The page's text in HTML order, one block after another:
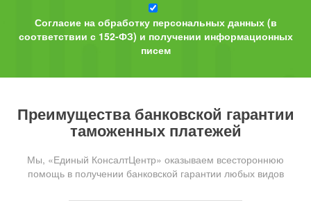
Согласие на обработку персональных данных (в
соответствии с 152-ФЗ) и получении информационных
писем
Преимущества банковской гарантии
таможенных платежей
Мы, «Единый КонсалтЦентр» оказываем всестороннюю
помощь в получении банковской гарантии любых видов